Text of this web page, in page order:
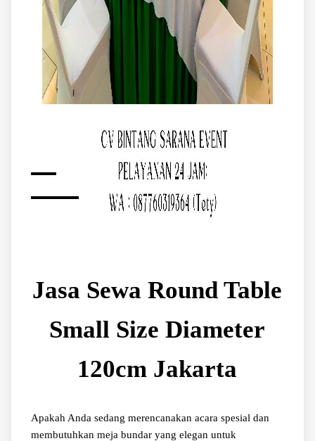
Jasa Sewa Round Table
Small Size Diameter
120cm Jakarta
Apakah Anda sedang merencanakan acara spesial dan
membutuhkan meja bundar yang elegan untuk